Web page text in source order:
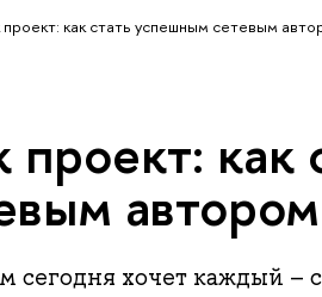
проект: как стать успешным сетевым
проект: как
автором
хочет каждый –